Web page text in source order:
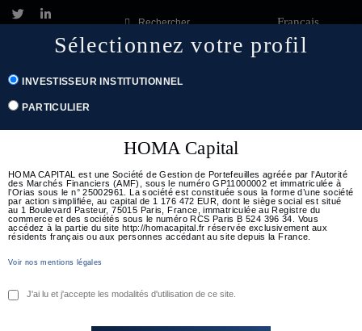
Rechercher Français
KEY INSIGHTS
[DECRYPTAGE] ‘‘
Sélectionnez votre profil
INVESTISSEUR INSTITUTIONNEL
PARTICULIER
HOMA Capital
HOMA CAPITAL est une Société de Gestion de Portefeuilles agréée par l’Autorité
des Marchés Financiers (AMF), sous le numéro GP11000002 et immatriculée à
l’Orias sous le n° 25002961. La société est constituée sous la forme d’une société
par action simplifiée, au capital de 1 176 472 EUR, dont le siège social est situé
au 1 Boulevard Pasteur, 75015 Paris, France, immatriculée au Registre du
commerce et des sociétés sous le numéro RCS Paris B 524 396 34. Vous
accédez à la partie du site http://homacapital.fr réservée exclusivement aux
résidents français ou aux personnes accédant au site depuis la France.
Voir nos mentions légales
J'ai lu et j'accepte les modalités d'utilisation de ce site.